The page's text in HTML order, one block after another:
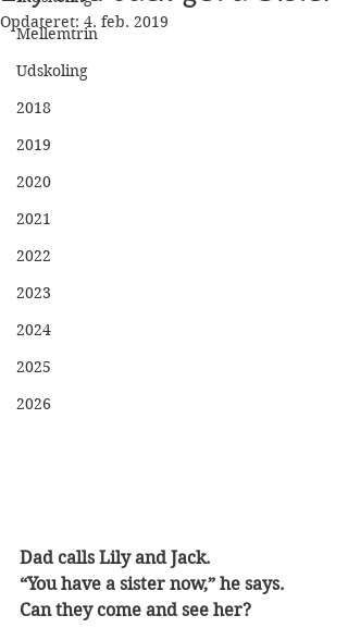
Mellemtrin
Udskoling
2018
2019
2020
2021
2022
2023
2024
2025
2026
Opdateret: 4. feb. 2019
Dad calls Lily and Jack.
“You have a sister now,” he says.
Can they come and see her?